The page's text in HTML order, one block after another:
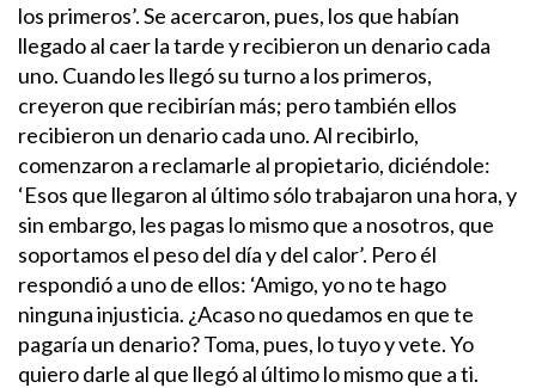
los primeros’. Se acercaron, pues, los que habían
llegado al caer la tarde y recibieron un denario cada
uno. Cuando les llegó su turno a los primeros,
creyeron que recibirían más; pero también ellos
recibieron un denario cada uno. Al recibirlo,
comenzaron a reclamarle al propietario, diciéndole:
‘Esos que llegaron al último sólo trabajaron una hora, y
sin embargo, les pagas lo mismo que a nosotros, que
soportamos el peso del día y del calor’. Pero él
respondió a uno de ellos: ‘Amigo, yo no te hago
ninguna injusticia. ¿Acaso no quedamos en que te
pagaría un denario? Toma, pues, lo tuyo y vete. Yo
quiero darle al que llegó al último lo mismo que a ti.